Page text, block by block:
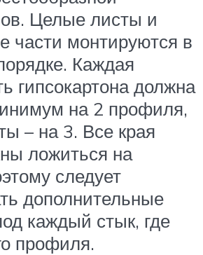
Целые листы и
части монтируются в
Каждая
гипсокартона должна
на 2 профиля,
– на 3. Все края
ложиться на
следует
дополнительные
каждый стык, где
профиля.